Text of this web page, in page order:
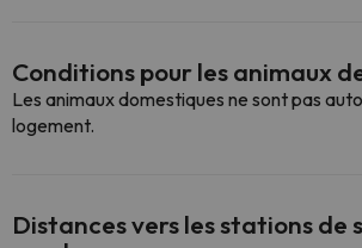
Conditions pour les animaux
Les animaux domestiques ne sont pas
logement.
Distances vers les stations de